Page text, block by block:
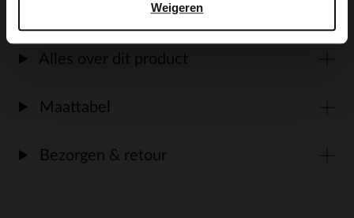
Weigeren
Alles over dit product
Maattabel
Bezorgen & retour